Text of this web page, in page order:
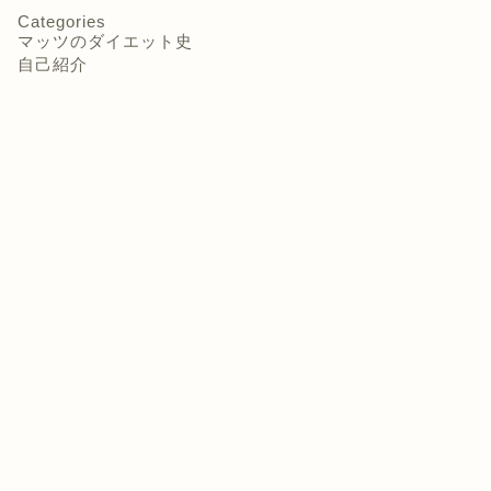
Categories
マッツのダイエット史
自己紹介